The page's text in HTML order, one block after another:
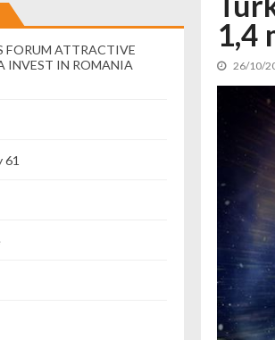
Cseke Attila: Am creat, până în prezent,
Încă o creșă modernă pentru Alba: 40 de
Percheziții și flagrant în Neamț: canabis
Ministerul Apărării Naționale participă la
Dobânzi de pânã la 7,50% la ediția
MMAP pune în consultare publică
1,4
26/10/
FORUM ATTRACTIVE
INVEST IN ROMANIA
61